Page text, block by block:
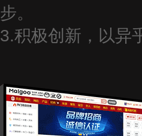
步。
3.积极创新，以异